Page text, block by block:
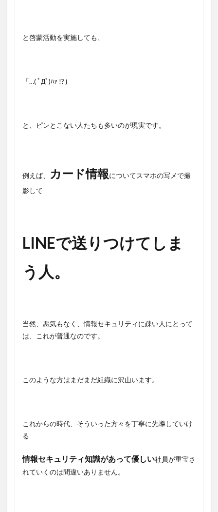
と啓蒙活動を実施しても、
「…( ﾟДﾟ)ﾊｧ !?」
と、ピンとこない人たちも多いのが現実です。
例えば、 カード情報についてスマホの写メで撮
影して
LINEで送りつけてしま
う人。
当然、悪気もなく、情報セキュリティに疎い人にとって
は、これが普通なのです。
このような方はまだまだ組織に沢山います。
これからの時代、そういった方々を丁寧に先導していけ
る
情報セキュリティ知識があって優しい社員が重宝さ
れていくのは間違いありません。